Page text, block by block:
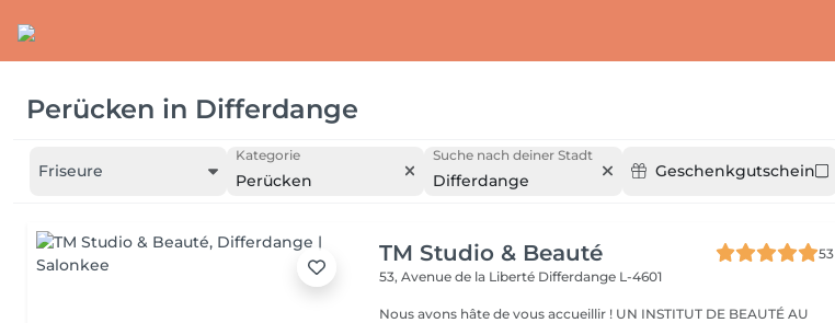
Perücken in Differdange
Friseure
Kategorie
Perücken
Suche nach deiner Stadt
Differdange Geschenkgutschein
TM Studio & Beauté
53
53, Avenue de la Liberté Differdange L-4601
Nous avons hâte de vous accueillir ! UN INSTITUT DE BEAUTÉ AU